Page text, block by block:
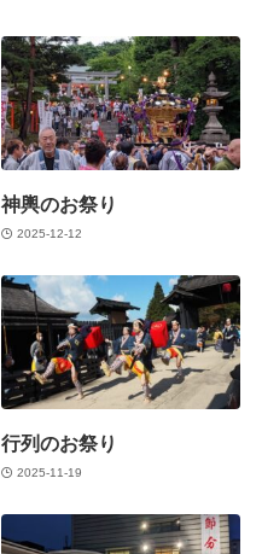
神輿のお祭り
2025-12-12
行列のお祭り
2025-11-19